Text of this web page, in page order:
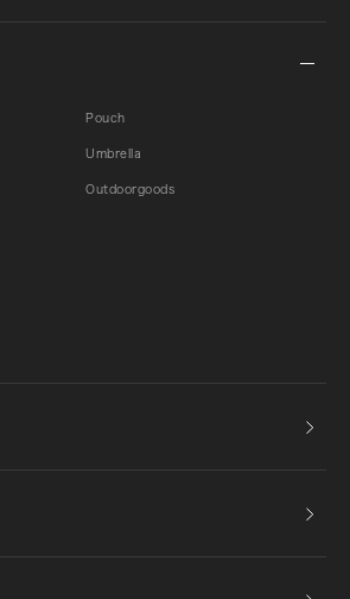
Pouch
Umbrella
Outdoorgoods